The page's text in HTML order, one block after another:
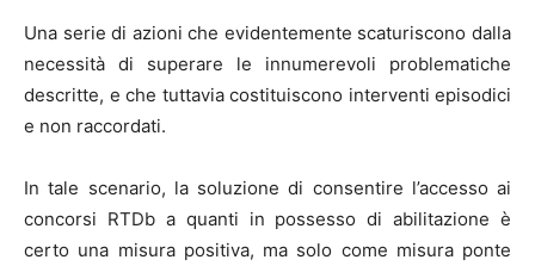
Una serie di azioni che evidentemente scaturiscono dalla
necessità di superare le innumerevoli problematiche
descritte, e che tuttavia costituiscono interventi episodici
e non raccordati.
In tale scenario, la soluzione di consentire l’accesso ai
concorsi RTDb a quanti in possesso di abilitazione è
certo una misura positiva, ma solo come misura ponte